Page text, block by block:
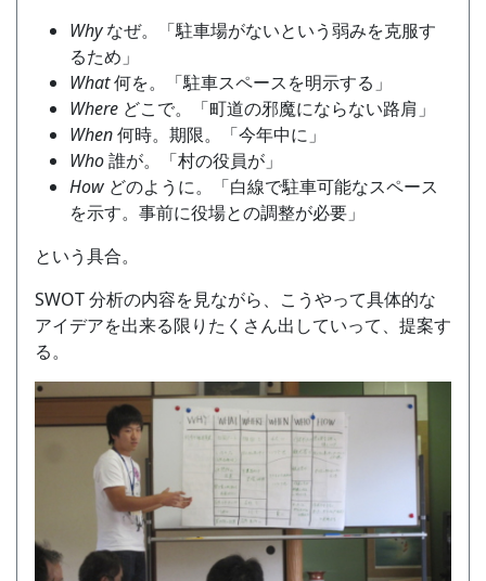
Whyなぜ。「駐車場がないという弱みを克服す
るため」
What何を。「駐車スペースを明示する」
Where どこで。「町道の邪魔にならない路肩」
When何時。期限。「今年中に」
Who誰が。「村の役員が」
How どのように。「白線で駐車可能なスペース
を示す。事前に役場との調整が必要」
という具合。
SWOT 分析の内容を見ながら、こうやって具体的な
アイデアを出来る限りたくさん出していって、提案す
る。